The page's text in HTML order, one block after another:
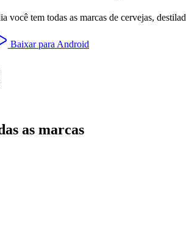
você tem todas as marcas de cervejas,
Baixar para Android
as marcas